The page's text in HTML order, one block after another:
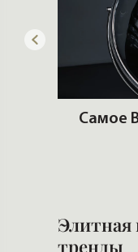
Самое
тренды